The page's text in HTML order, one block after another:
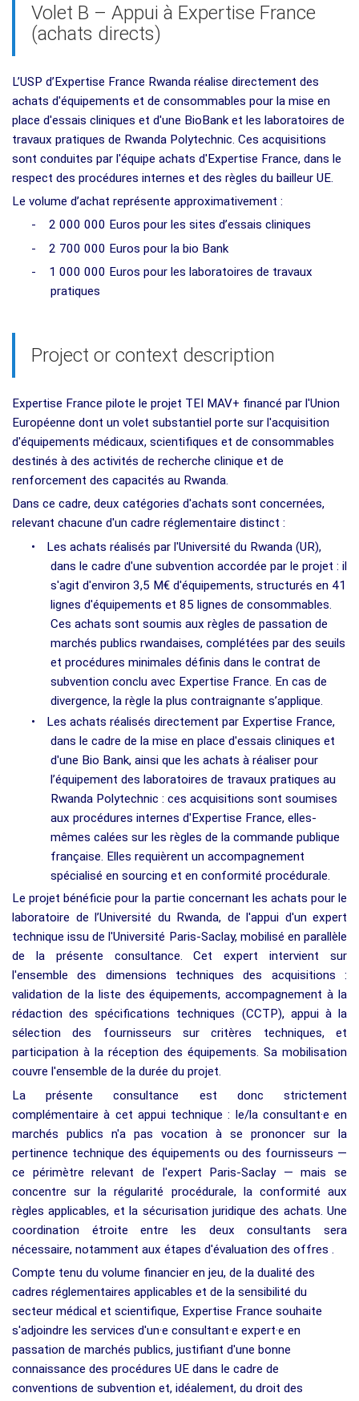
Volet B – Appui à Expertise France
(achats directs)
L’USP d’Expertise France Rwanda réalise directement des
achats d'équipements et de consommables pour la mise en
place d'essais cliniques et d'une BioBank et les laboratoires de
travaux pratiques de Rwanda Polytechnic. Ces acquisitions
sont conduites par l'équipe achats d'Expertise France, dans le
respect des procédures internes et des règles du bailleur UE.
Le volume d’achat représente approximativement :
-
2 000 000 Euros pour les sites d’essais cliniques
-
2 700 000 Euros pour la bio Bank
-
1 000 000 Euros pour les laboratoires de travaux
pratiques
Project or context description
Expertise France pilote le projet TEI MAV+ financé par l'Union
Européenne dont un volet substantiel porte sur l'acquisition
d'équipements médicaux, scientifiques et de consommables
destinés à des activités de recherche clinique et de
renforcement des capacités au Rwanda.
Dans ce cadre, deux catégories d'achats sont concernées,
relevant chacune d'un cadre réglementaire distinct :
•
Les achats réalisés par l'Université du Rwanda (UR),
dans le cadre d'une subvention accordée par le projet : il
s'agit d'environ 3,5 M€ d'équipements, structurés en 41
lignes d'équipements et 85 lignes de consommables.
Ces achats sont soumis aux règles de passation de
marchés publics rwandaises, complétées par des seuils
et procédures minimales définis dans le contrat de
subvention conclu avec Expertise France. En cas de
divergence, la règle la plus contraignante s’applique.
•
Les achats réalisés directement par Expertise France,
dans le cadre de la mise en place d'essais cliniques et
d'une Bio Bank, ainsi que les achats à réaliser pour
l’équipement des laboratoires de travaux pratiques au
Rwanda Polytechnic : ces acquisitions sont soumises
aux procédures internes d'Expertise France, elles-
mêmes calées sur les règles de la commande publique
française. Elles requièrent un accompagnement
spécialisé en sourcing et en conformité procédurale.
Le projet bénéficie pour la partie concernant les achats pour le
laboratoire de l’Université du Rwanda, de l'appui d'un expert
technique issu de l'Université Paris-Saclay, mobilisé en parallèle
de la présente consultance. Cet expert intervient sur
l'ensemble des dimensions techniques des acquisitions :
validation de la liste des équipements, accompagnement à la
rédaction des spécifications techniques (CCTP), appui à la
sélection des fournisseurs sur critères techniques, et
participation à la réception des équipements. Sa mobilisation
couvre l'ensemble de la durée du projet.
La présente consultance est donc strictement
complémentaire à cet appui technique : le/la consultant·e en
marchés publics n'a pas vocation à se prononcer sur la
pertinence technique des équipements ou des fournisseurs —
ce périmètre relevant de l'expert Paris-Saclay — mais se
concentre sur la régularité procédurale, la conformité aux
règles applicables, et la sécurisation juridique des achats. Une
coordination étroite entre les deux consultants sera
nécessaire, notamment aux étapes d'évaluation des offres .
Compte tenu du volume financier en jeu, de la dualité des
cadres réglementaires applicables et de la sensibilité du
secteur médical et scientifique, Expertise France souhaite
s'adjoindre les services d'un·e consultant·e expert·e en
passation de marchés publics, justifiant d'une bonne
connaissance des procédures UE dans le cadre de
conventions de subvention et, idéalement, du droit des